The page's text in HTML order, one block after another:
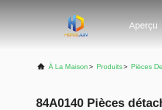
Aperçu
À La Maison> Produits> Pièces
84A0140 Pièces